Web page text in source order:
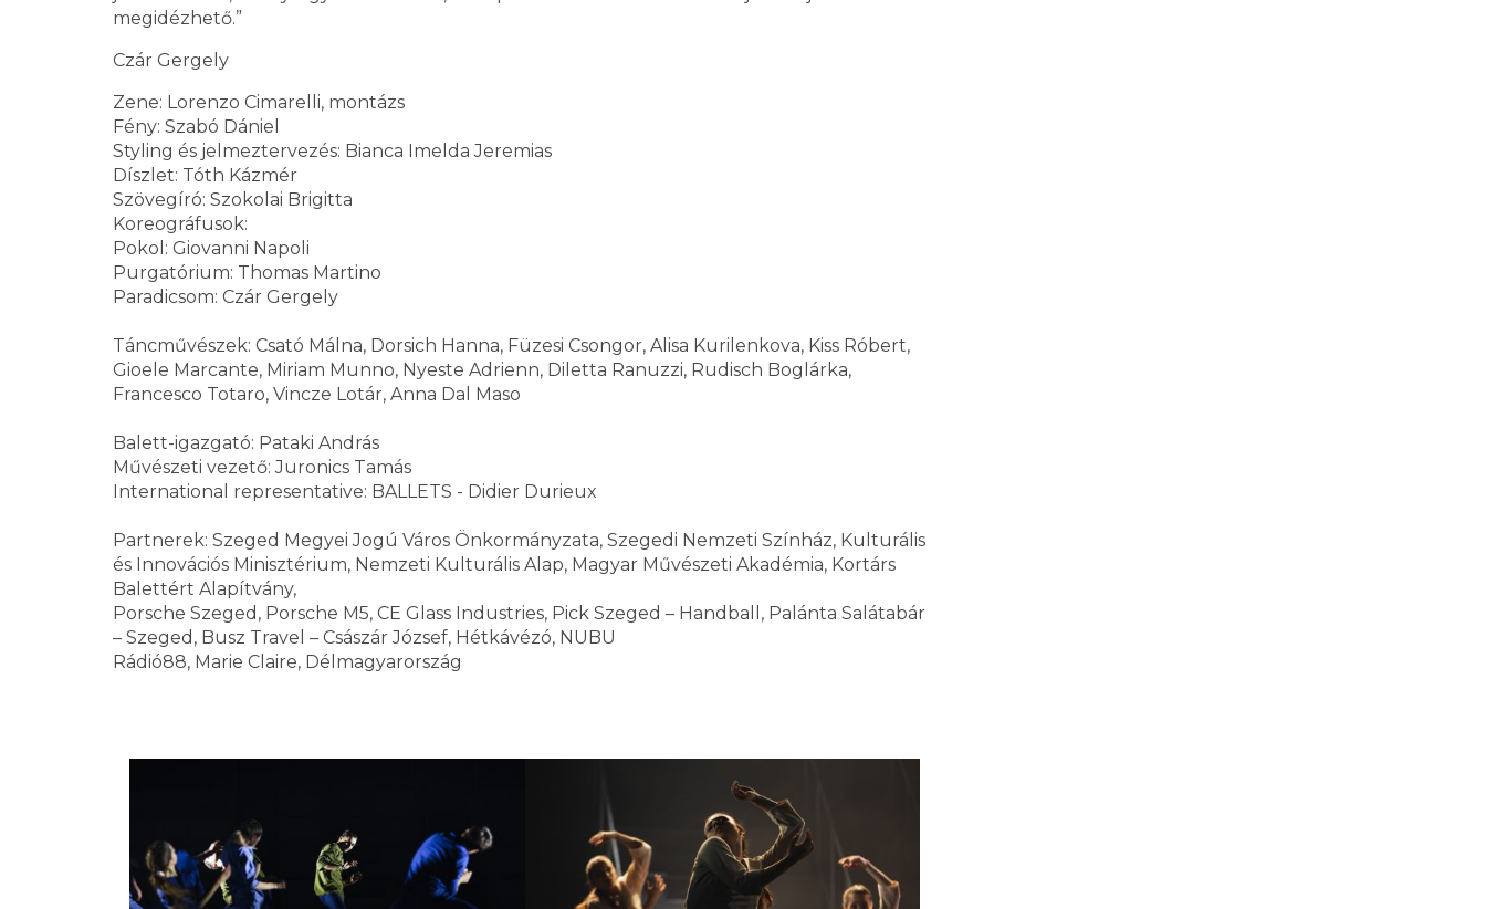
megidézhető.”
Czár Gergely
Zene: Lorenzo Cimarelli, montázs
Fény: Szabó Dániel
Styling és jelmeztervezés: Bianca Imelda Jeremias
Díszlet: Tóth Kázmér
Szövegíró: Szokolai Brigitta
Koreográfusok:
Pokol: Giovanni Napoli
Purgatórium: Thomas Martino
Paradicsom: Czár Gergely
Táncművészek: Csató Málna, Dorsich Hanna, Füzesi Csongor, Alisa Kurilenkova, Kiss Róbert,
Gioele Marcante, Miriam Munno, Nyeste Adrienn, Diletta Ranuzzi, Rudisch Boglárka,
Francesco Totaro, Vincze Lotár, Anna Dal Maso
Balett-igazgató: Pataki András
Művészeti vezető: Juronics Tamás
International representative: BALLETS - Didier Durieux
Partnerek: Szeged Megyei Jogú Város Önkormányzata, Szegedi Nemzeti Színház, Kulturális
és Innovációs Minisztérium, Nemzeti Kulturális Alap, Magyar Művészeti Akadémia, Kortárs
Balettért Alapítvány,
Porsche Szeged, Porsche M5, CE Glass Industries, Pick Szeged – Handball, Palánta Salátabár
– Szeged, Busz Travel – Császár József, Hétkávézó, NUBU
Rádió88, Marie Claire, Délmagyarország